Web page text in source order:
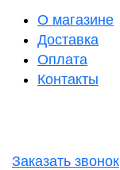
О магазине
Доставка
Оплата
Контакты
Заказать звонок